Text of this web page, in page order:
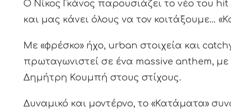
Ο Νίκος Γκάνος παρουσιάζει το νέο του
και μας κάνει όλους να τον κοιτάξουμε…
Με «φρέσκο» ήχο, urban στοιχεία και
πρωταγωνιστεί σε ένα massive anthem,
Δημήτρη Κουμπή στους στίχους.
Δυναμικό και μοντέρνο, το «Κατάματα»